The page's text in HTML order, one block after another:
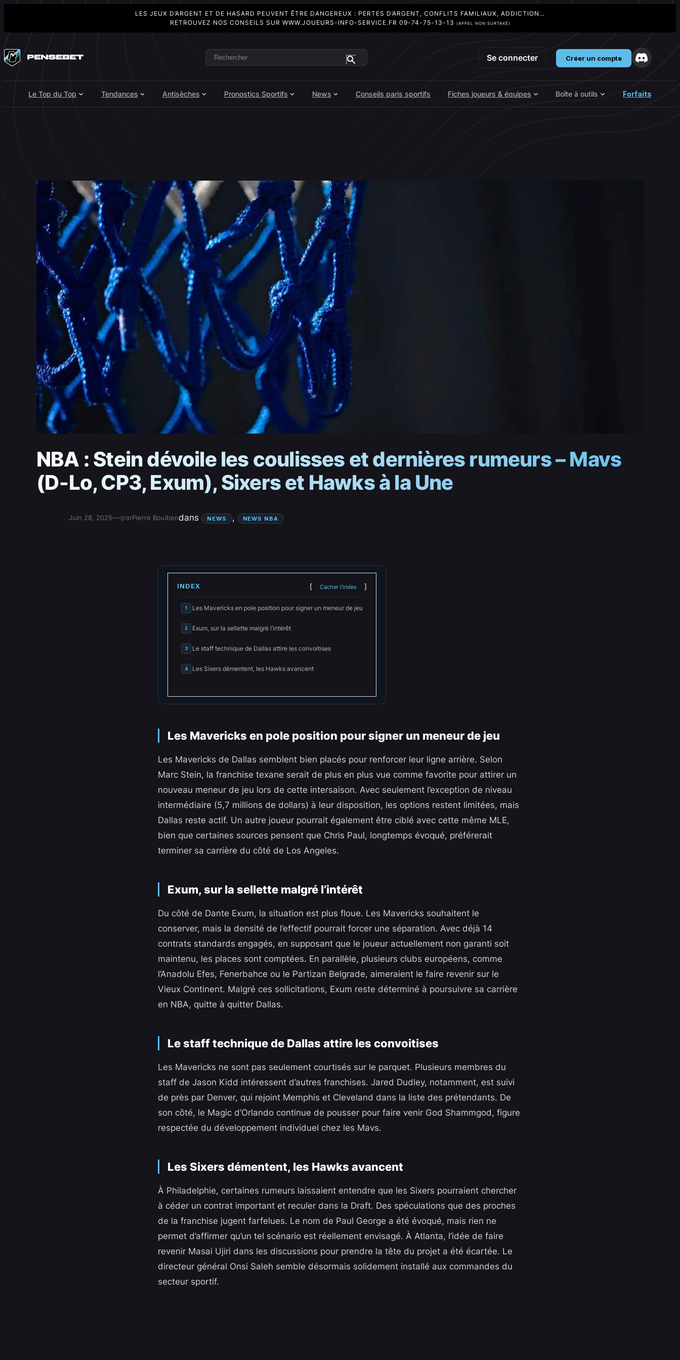
LES JEUX D’ARGENT ET DE HASARD PEUVENT ÊTRE DANGEREUX : PERTES D’ARGENT, CONFLITS FAMILIAUX, ADDICTION…
RETROUVEZ NOS CONSEILS SUR WWW.JOUEURS-INFO-SERVICE.FR 09-74-75-13-13 (APPEL NON SURTAXÉ)
au
contenu
Rechercher Se connecter Créer un compte
Le Top du Top Tendances Antisèches Pronostics Sportifs News Conseils paris sportifs Fiches joueurs & équipes Boîte à outils Forfaits
NBA : Stein dévoile les coulisses et dernières rumeurs – Mavs
(D‑Lo, CP3, Exum), Sixers et Hawks à la Une
Juin 28, 2025—parPierre Boulbendans NEWS , NEWS NBA
INDEX Cacher l'index
1 Les Mavericks en pole position pour signer un meneur de jeu
2 Exum, sur la sellette malgré l’intérêt
3 Le staff technique de Dallas attire les convoitises
4 Les Sixers démentent, les Hawks avancent
Les Mavericks en pole position pour signer un meneur de jeu
Les Mavericks de Dallas semblent bien placés pour renforcer leur ligne arrière. Selon
Marc Stein, la franchise texane serait de plus en plus vue comme favorite pour attirer un
nouveau meneur de jeu lors de cette intersaison. Avec seulement l’exception de niveau
intermédiaire (5,7 millions de dollars) à leur disposition, les options restent limitées, mais
Dallas reste actif. Un autre joueur pourrait également être ciblé avec cette même MLE,
bien que certaines sources pensent que Chris Paul, longtemps évoqué, préférerait
terminer sa carrière du côté de Los Angeles.
Exum, sur la sellette malgré l’intérêt
Du côté de Dante Exum, la situation est plus floue. Les Mavericks souhaitent le
conserver, mais la densité de l’effectif pourrait forcer une séparation. Avec déjà 14
contrats standards engagés, en supposant que le joueur actuellement non garanti soit
maintenu, les places sont comptées. En parallèle, plusieurs clubs européens, comme
l’Anadolu Efes, Fenerbahce ou le Partizan Belgrade, aimeraient le faire revenir sur le
Vieux Continent. Malgré ces sollicitations, Exum reste déterminé à poursuivre sa carrière
en NBA, quitte à quitter Dallas.
Le staff technique de Dallas attire les convoitises
Les Mavericks ne sont pas seulement courtisés sur le parquet. Plusieurs membres du
staff de Jason Kidd intéressent d’autres franchises. Jared Dudley, notamment, est suivi
de près par Denver, qui rejoint Memphis et Cleveland dans la liste des prétendants. De
son côté, le Magic d’Orlando continue de pousser pour faire venir God Shammgod, figure
respectée du développement individuel chez les Mavs.
Les Sixers démentent, les Hawks avancent
À Philadelphie, certaines rumeurs laissaient entendre que les Sixers pourraient chercher
à céder un contrat important et reculer dans la Draft. Des spéculations que des proches
de la franchise jugent farfelues. Le nom de Paul George a été évoqué, mais rien ne
permet d’affirmer qu’un tel scénario est réellement envisagé. À Atlanta, l’idée de faire
revenir Masai Ujiri dans les discussions pour prendre la tête du projet a été écartée. Le
directeur général Onsi Saleh semble désormais solidement installé aux commandes du
secteur sportif.